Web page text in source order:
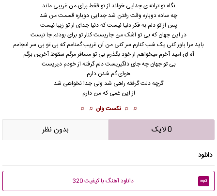
نگاه تو ترانه ی جدایی خواند از تو فقط برای من غریبی ماند
چه ساده دوباره وقت رفتن شد جدایی دوباره قسمت من شد
پس از تو دلم به فکر دنیا نیست که دنیا جدای از تو زیبا نیست
در این جهان که بی تو اشک من جاریست کنار تو برای بودنم جا نیست
باید مرا باور کنی یک شب کنارم سر کنی من آن غریب گمنامم که بی تو بی سر انجامم
آه ای امید آخرم میخواهم از خود بگذرم بی تو مسافر مرگم سقوط آخرین برگم
بی تو جهان چه جای دلگیریست دلم گرفته از خودم دیریست
هوای گم شدن دارم
گرچه دلت گرفته راهی شد ولی جدا نخواهی شد
از این غمی که من دارم
♫ ♫ نکست وان ♫ ♫
0 لایک بدون نظر
دانلود
mp3 دانلود آهنگ با کیفیت 320